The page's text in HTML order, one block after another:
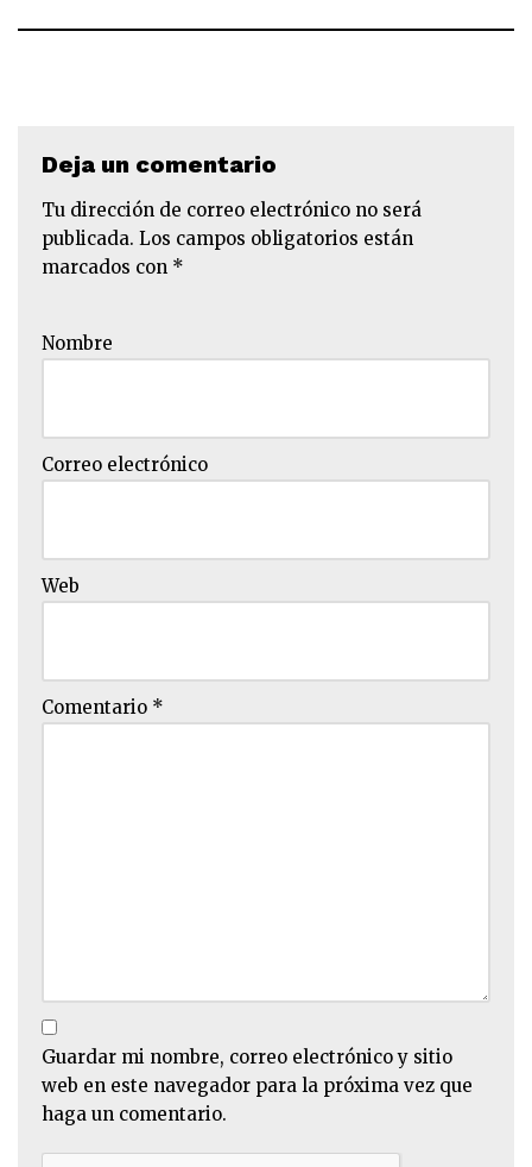
Deja un comentario
Tu dirección de correo electrónico no será
publicada. Los campos obligatorios están
marcados con *
Nombre
Correo electrónico
Web
Comentario *
Guardar mi nombre, correo electrónico y sitio
web en este navegador para la próxima vez que
haga un comentario.